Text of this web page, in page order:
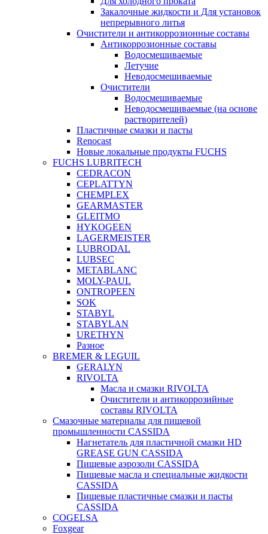
Закалочные жидкости и Для установок
непрерывного литья
Очистители и антикоррозионные составы
Антикоррозионные составы
Водосмешиваемые
Летучие
Неводосмешиваемые
Очистители
Водосмешиваемые
Неводосмешиваемые (на основе
растворителей)
Пластичные смазки и пасты
Renocast
Новые локальные продукты FUCHS
FUCHS LUBRITECH
CEDRACON
CEPLATTYN
CHEMPLEX
GEARMASTER
GLEITMO
HYKOGEEN
LAGERMEISTER
LUBRODAL
LUBSEC
METABLANC
MOLY-PAUL
ONTROPEEN
SOK
STABYL
STABYLAN
URETHYN
Разное
BREMER & LEGUIL
GERALYN
RIVOLTA
Масла и смазки RIVOLTA
Очистители и антикоррозийные
составы RIVOLTA
Смазочные материалы для пищевой
промышленности CASSIDA
Нагнетатель для пластичной смазки HD
GREASE GUN CASSIDA
Пищевые аэрозоли CASSIDA
Пищевые масла и специальные жидкости
CASSIDA
Пищевые пластичные смазки и пасты
CASSIDA
COGELSA
Foxgear